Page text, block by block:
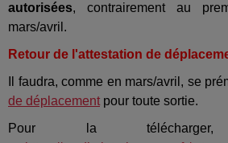
autorisées, contrairement au
mars/avril.
Retour de l'attestation de
Il faudra, comme en mars/avril, se
de déplacement pour toute sortie.
Pour la